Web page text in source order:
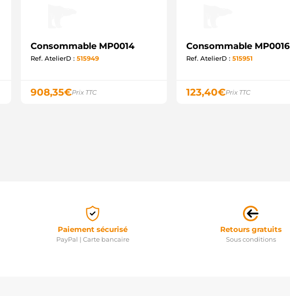
Consommable MP0014
Ref. AtelierD : 515949
908,35€Prix TTC
Consommable MP0016
Ref. AtelierD : 515951
123,40€Prix TTC
Paiement sécurisé
PayPal | Carte bancaire
Retours gratuits
Sous conditions